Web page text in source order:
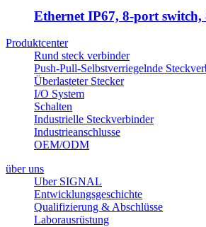
Ethernet IP67, 8-port switch,
Produktcenter
Rund steck verbinder
Push-Pull-Selbstverriegelnde
Überlasteter Stecker
I/O System
Schalten
Industrielle Steckverbinder
Industrieanschlusse
OEM/ODM
über uns
Uber SIGNAL
Entwicklungsgeschichte
Qualifizierung & Abschlüsse
Laborausrüstung